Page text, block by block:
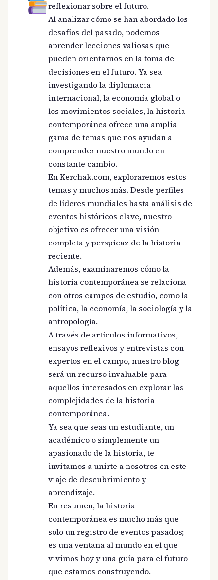
reflexionar sobre el futuro.
Al analizar cómo se han abordado los
desafíos del pasado, podemos
aprender lecciones valiosas que
pueden orientarnos en la toma de
decisiones en el futuro. Ya sea
investigando la diplomacia
internacional, la economía global o
los movimientos sociales, la historia
contemporánea ofrece una amplia
gama de temas que nos ayudan a
comprender nuestro mundo en
constante cambio.
En Kerchak.com, exploraremos estos
temas y muchos más. Desde perfiles
de líderes mundiales hasta análisis de
eventos históricos clave, nuestro
objetivo es ofrecer una visión
completa y perspicaz de la historia
reciente.
Además, examinaremos cómo la
historia contemporánea se relaciona
con otros campos de estudio, como la
política, la economía, la sociología y la
antropología.
A través de artículos informativos,
ensayos reflexivos y entrevistas con
expertos en el campo, nuestro blog
será un recurso invaluable para
aquellos interesados en explorar las
complejidades de la historia
contemporánea.
Ya sea que seas un estudiante, un
académico o simplemente un
apasionado de la historia, te
invitamos a unirte a nosotros en este
viaje de descubrimiento y
aprendizaje.
En resumen, la historia
contemporánea es mucho más que
solo un registro de eventos pasados;
es una ventana al mundo en el que
vivimos hoy y una guía para el futuro
que estamos construyendo.